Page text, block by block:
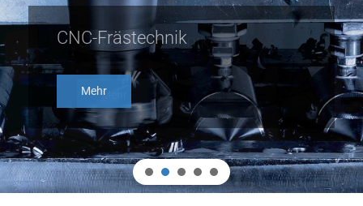
CNC-Frästechnik
Mehr